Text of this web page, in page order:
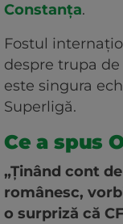
Constanța.
Fostul
despre trupa
este singura
Superligă.
Ce a spus
„Ținând cont
românesc,
o surpriză că